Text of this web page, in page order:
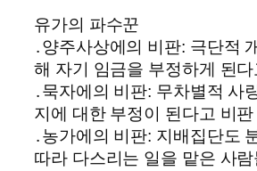
유가의 파수꾼
․양주사상에의 비판: 극단적
해 자기 임금을 부정하게 된
․묵자에의 비판: 무차별적 사
지에 대한 부정이 된다고 비판
․농가에의 비판: 지배집단도
따라 다스리는 일을 맡은 사